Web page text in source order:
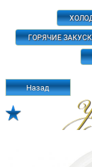
ГОРЯЧИЕ
Назад